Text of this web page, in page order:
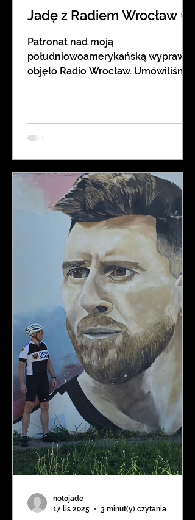
Jadę z Radiem Wrocław 👍
Patronat nad moją
południowoamerykańską wyprawą
objęło Radio Wrocław. Umówiliśmy
Radia Wrocław. 😎👍
https://www.radiowroclaw.pl/articl
es/view/155826/Rafal-
Jurkowlaniec-jedzie-przez-
Ameryke-Poludniowa-pod-
patronatem-Radia-Wroclaw A
poniżej rozmowa, którą
przeprowadziliśmy w studio Radia
Wrocław przed samym wyjazdem.
https://www.radiowroclaw.pl/articl
notojade
17 lis 2025
3 minut(y) czytania